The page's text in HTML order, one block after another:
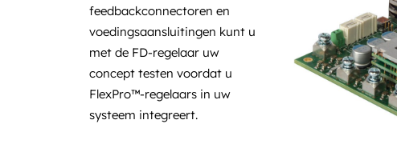
feedbackconnectoren en
voedingsaansluitingen kunt u
met de FD-regelaar uw
concept testen voordat u
FlexPro™-regelaars in uw
systeem integreert.